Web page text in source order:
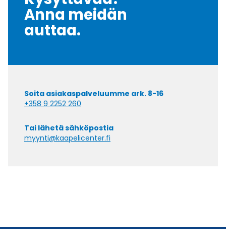
Anna meidän
auttaa.
Soita asiakaspalveluumme ark. 8-16
+358 9 2252 260
Tai lähetä sähköpostia
myynti@kaapelicenter.fi